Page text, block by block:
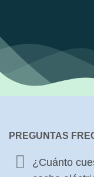
PREGUNTAS
¿Cuánto